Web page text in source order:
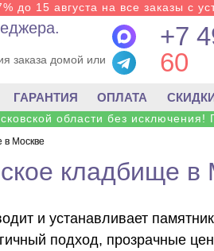
до 15 августа на все заказы с
заказа домой или
+7
60
ГАРАНТИЯ ОПЛАТА
области без исключения!
в Москве
кладбище в
и устанавливает
подход, прозрачные